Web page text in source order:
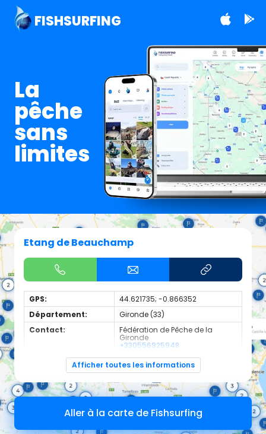
FISHSURFING
La
pêche
sans
limites
Etang de Beauchamp
GPS:
44.621735; -0.866352
Département:
Gironde (33)
Contact:
Fédération de Pêche de la
Gironde
+330556925948
Espèces de
Carnassier, carpe, poisson
blanc
Superficie 5ha
Afficher toutes les informations
Aller à la carte de Fishsurfing